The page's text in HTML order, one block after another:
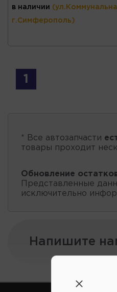
в наличии
г.Симферополь)
1
* Все автозапчасти
товары проходит
Обновление
Представленные
исключительно
Напишите